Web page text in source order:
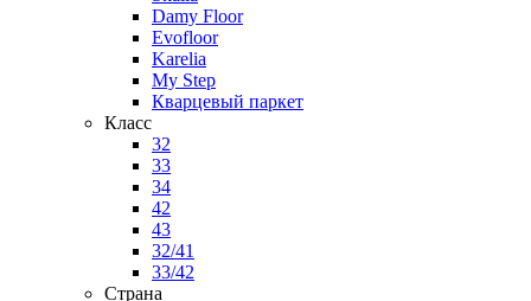
Damy Floor
Evofloor
Karelia
My Step
Кварцевый паркет
Класс
32
33
34
42
43
32/41
33/42
Страна